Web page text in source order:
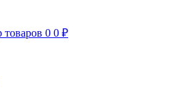
товаров 0 0 ₽